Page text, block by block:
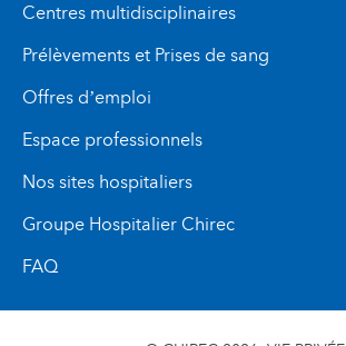
Centres multidisciplinaires
Prélèvements et Prises de sang
Offres d’emploi
Espace professionnels
Nos sites hospitaliers
Groupe Hospitalier Chirec
FAQ